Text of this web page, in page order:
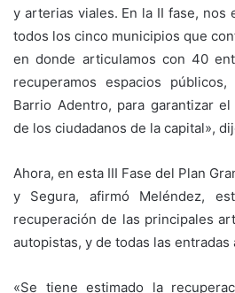
y arterias viales. En la II fase, nos
todos los cinco municipios que
en donde articulamos con 40
recuperamos espacios
Barrio Adentro, para garantizar
de los ciudadanos de la capital»,
Ahora, en esta III Fase del Plan
y Segura, afirmó Meléndez,
recuperación de las principales
autopistas, y de todas las entradas
«Se tiene estimado la